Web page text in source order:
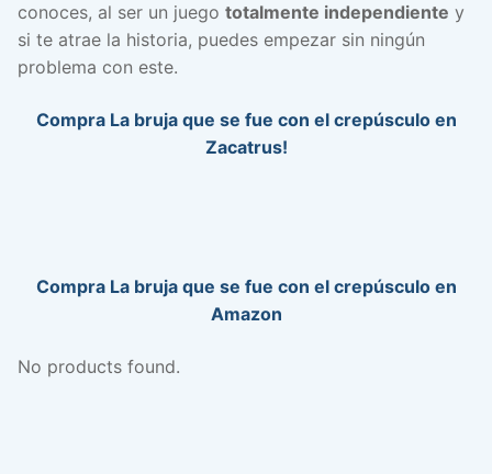
conoces, al ser un juego totalmente independiente y
si te atrae la historia, puedes empezar sin ningún
problema con este.
Compra La bruja que se fue con el crepúsculo en
Zacatrus!
Compra La bruja que se fue con el crepúsculo en
Amazon
No products found.